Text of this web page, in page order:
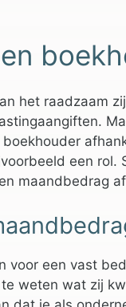
het raadzaam
een rol.
maandbedrag
voor een vast
weten wat zij